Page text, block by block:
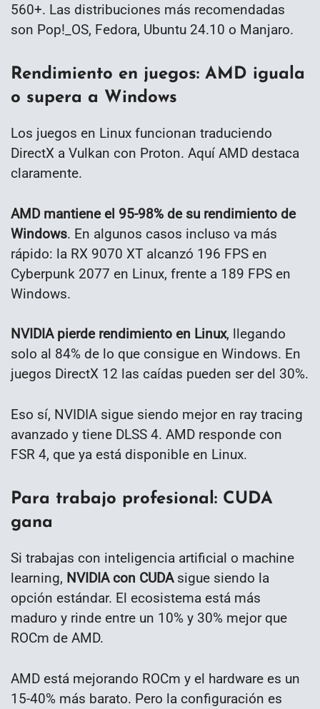
560+. Las distribuciones más recomendadas
son Pop!_OS, Fedora, Ubuntu 24.10 o Manjaro.
Rendimiento en juegos: AMD iguala
o supera a Windows
Los juegos en Linux funcionan traduciendo
DirectX a Vulkan con Proton. Aquí AMD destaca
claramente.
AMD mantiene el 95-98% de su rendimiento de
Windows. En algunos casos incluso va más
rápido: la RX 9070 XT alcanzó 196 FPS en
Cyberpunk 2077 en Linux, frente a 189 FPS en
Windows.
NVIDIA pierde rendimiento en Linux, llegando
solo al 84% de lo que consigue en Windows. En
juegos DirectX 12 las caídas pueden ser del 30%.
Eso sí, NVIDIA sigue siendo mejor en ray tracing
avanzado y tiene DLSS 4. AMD responde con
FSR 4, que ya está disponible en Linux.
Para trabajo profesional: CUDA
gana
Si trabajas con inteligencia artificial o machine
learning, NVIDIA con CUDAsigue siendo la
opción estándar. El ecosistema está más
maduro y rinde entre un 10% y 30% mejor que
ROCm de AMD.
AMD está mejorando ROCm y el hardware es un
15-40% más barato. Pero la configuración es